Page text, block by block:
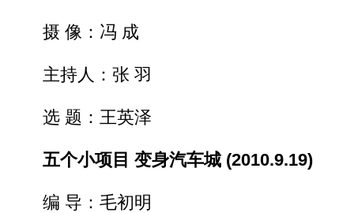
摄 像：冯 成
主持人：张 羽
选 题：王英泽
五个小项目 变身汽车城 (2010.9.19)
编 导：毛初明